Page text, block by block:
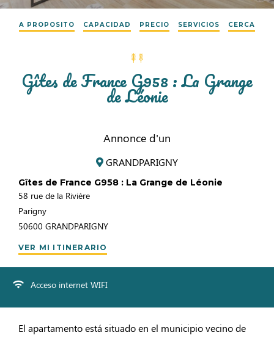
A PROPOSITO CAPACIDAD PRECIO SERVICIOS CERCA
Gîtes de France G958 : La Grange
de Léonie
Annonce d'un
GRANDPARIGNY
Gîtes de France G958 : La Grange de Léonie
58 rue de la Rivière
Parigny
50600 GRANDPARIGNY
VER MI ITINERARIO
Acceso internet WIFI
El apartamento está situado en el municipio vecino de